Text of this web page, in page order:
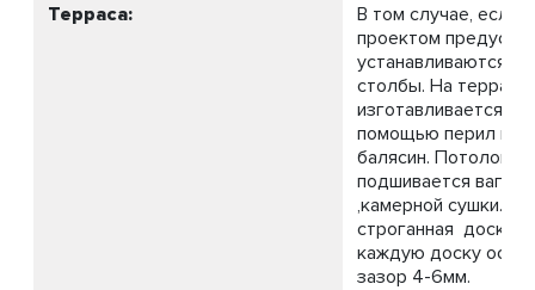
Терраса:
В том случае, если
проектом
устанавливаются
столбы. На террасе
изготавливается
помощью перил и
балясин. Потолок
подшивается
,камерной сушки.
строганная доска,
каждую доску
зазор 4-6мм.